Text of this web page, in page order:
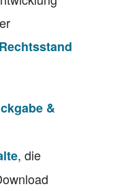
Rechtsstand
&
, die